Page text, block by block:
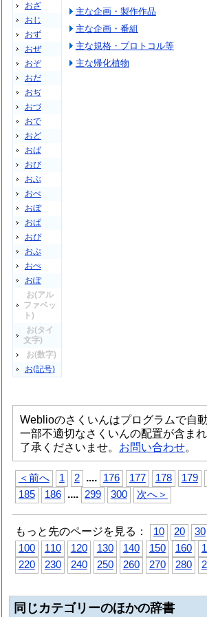
おざ
おじ
おず
おぜ
おぞ
おだ
おぢ
おづ
おで
おど
おば
おび
おぶ
おべ
おぼ
おぱ
おぴ
おぷ
おぺ
おぽ
お(アル
ファベッ
ト)
お(タイ
文字)
お(数字)
お(記号)
主な企画・製作作品
主な企画・番組
主な規格・プロトコル等
主な帰化植物
Weblioのさくいんはプログラムで自
一部不適切なさくいんの配置が含ま
了承くださいませ。 お問い合わせ。
＜前へ 1 2 .... 176 177 178
179
185
186 .... 299 300 次へ＞
もっと先のページを見る： 10 20
30
100
110 120 130 140 150 160
220
230 240 250 260 270 280
同じカテゴリーのほかの辞書